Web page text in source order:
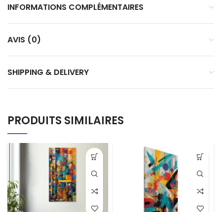
INFORMATIONS COMPLÉMENTAIRES
AVIS (0)
SHIPPING & DELIVERY
PRODUITS SIMILAIRES